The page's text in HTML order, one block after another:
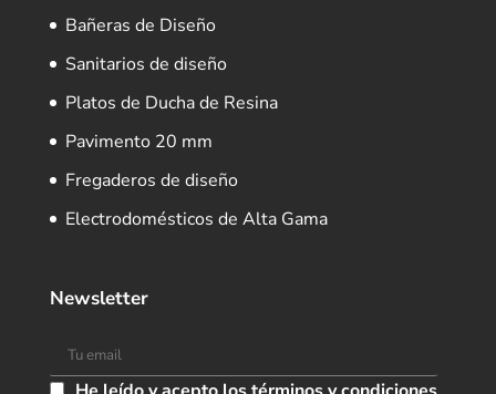
Bañeras de Diseño
Sanitarios de diseño
Platos de Ducha de Resina
Pavimento 20 mm
Fregaderos de diseño
Electrodomésticos de Alta Gama
Newsletter